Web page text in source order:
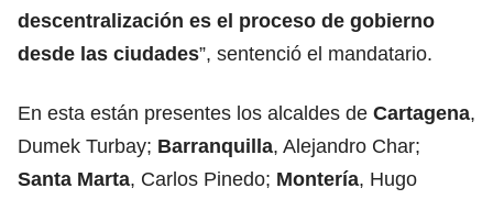
descentralización es el proceso de gobierno
desde las ciudades”, sentenció el mandatario.
En esta están presentes los alcaldes de Cartagena,
Dumek Turbay; Barranquilla, Alejandro Char;
Santa Marta, Carlos Pinedo; Montería, Hugo